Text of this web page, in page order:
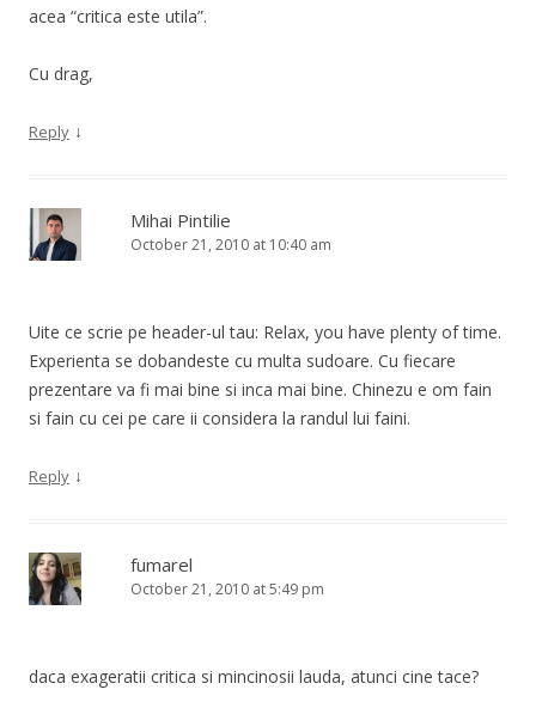
acea “critica este utila”.
Cu drag,
Reply ↓
Mihai Pintilie
October 21, 2010 at 10:40 am
Uite ce scrie pe header-ul tau: Relax, you have plenty of time.
Experienta se dobandeste cu multa sudoare. Cu fiecare
prezentare va fi mai bine si inca mai bine. Chinezu e om fain
si fain cu cei pe care ii considera la randul lui faini.
Reply ↓
fumarel
October 21, 2010 at 5:49 pm
daca exageratii critica si mincinosii lauda, atunci cine tace?